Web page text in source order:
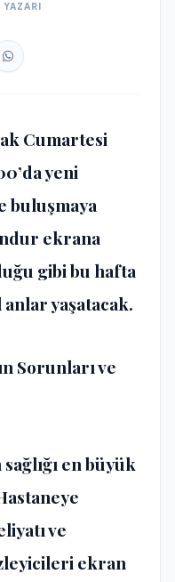
YAZARI
Cumartesi
yeni
buluşmaya
ekrana
gibi bu hafta
yaşatacak.
Sorunları ve
en büyük
ve
ekran